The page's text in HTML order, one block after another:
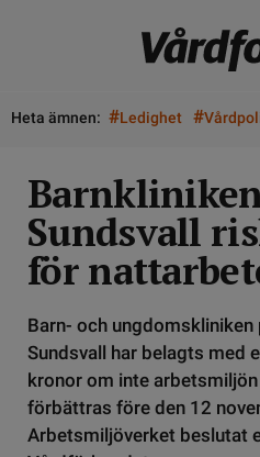
Heta ämnen: #Ledighet #
Sundsvall
för
Barn- och ungdomskliniken
Sundsvall har belagts med
kronor om inte
förbättras före den 12
Arbetsmiljöverket beslutat